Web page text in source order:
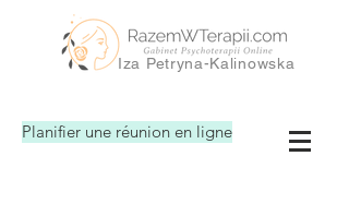
Iza Petryna-Kalinowska
Planifier une réunion en ligne